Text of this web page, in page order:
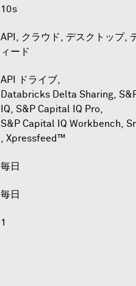
10s
API, クラウド, デスクトップ,
ィード
API ドライブ,
Databricks Delta Sharing,
IQ
S&P Capital IQ Pro
S&P Capital IQ Workbench
Xpressfeed™
毎日
毎日
1